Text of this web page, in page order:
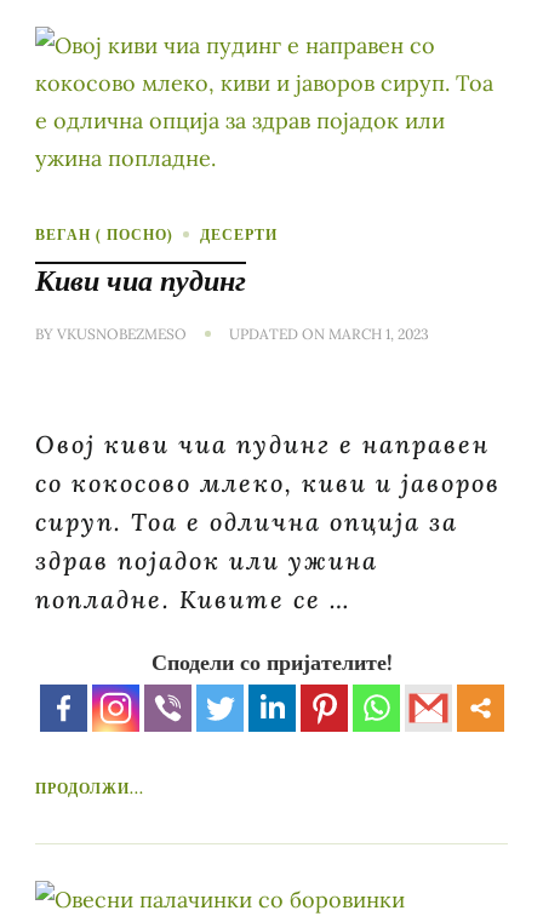
ВЕГАН ( ПОСНО) ДЕСЕРТИ
Киви чиа пудинг
BY VKUSNOBEZMESO UPDATED ON MARCH 1, 2023
Овој киви чиа пудинг е направен
со кокосово млеко, киви и јаворов
сируп. Тоа е одлична опција за
здрав појадок или ужина
попладне. Кивите се …
Сподели со пријателите!
ПРОДОЛЖИ...